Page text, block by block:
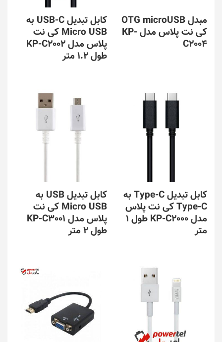
مبدل OTG microUSB
کی نت پلاس مدل KP-
C2004
کابل تبدیل USB-C به
Micro USB کی نت
پلاس مدل KP-C2002
طول 1.2 متر
کابل تبدیل Type-C به
Type-C کی نت پلاس
مدل KP-C2000 طول 1
متر
کابل تبدیل USB به
Micro USB کی نت
پلاس مدل KP-C3001
طول 2 متر